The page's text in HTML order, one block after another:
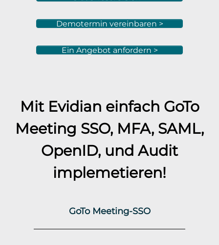
Demotermin vereinbaren >
Ein Angebot anfordern >
Mit Evidian einfach GoTo
Meeting SSO, MFA, SAML,
OpenID, und Audit
implemetieren!
GoTo Meeting-SSO